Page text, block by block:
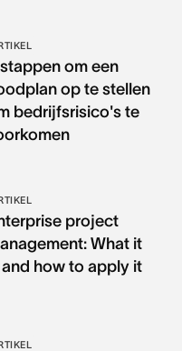
om een
op te stellen
bedrijfsrisico's te
project
What it
and how to apply it